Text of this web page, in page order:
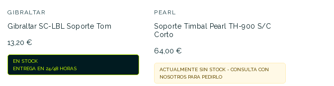
GIBRALTAR
Gibraltar SC-LBL Soporte Tom
13,20 €
EN STOCK
ENTREGA EN 24/48 HORAS
PEARL
Soporte Timbal Pearl TH-900 S/C
Corto
64,00 €
ACTUALMENTE SIN STOCK - CONSULTA CON
NOSOTROS PARA PEDIRLO